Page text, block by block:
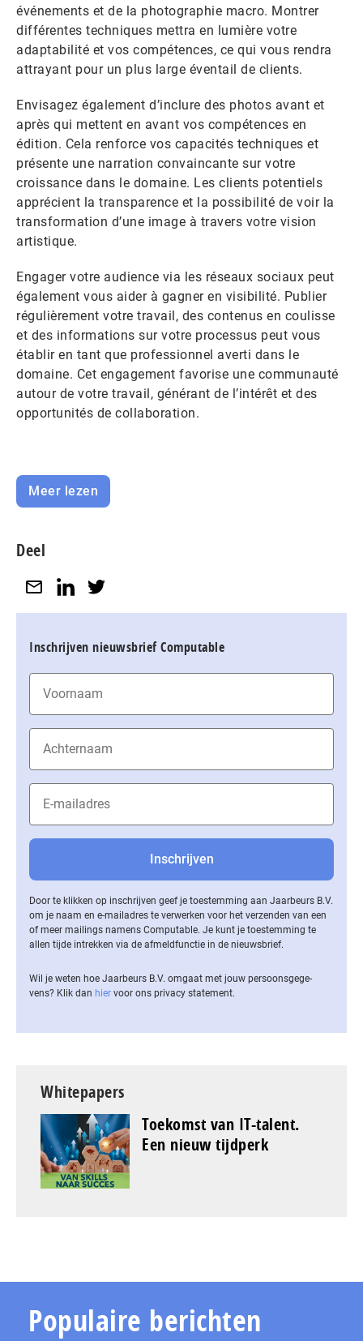
événements et de la photographie macro. Montrer
différentes techniques mettra en lumière votre
adaptabilité et vos compétences, ce qui vous rendra
attrayant pour un plus large éventail de clients.
Envisagez également d’inclure des photos avant et
après qui mettent en avant vos compétences en
édition. Cela renforce vos capacités techniques et
présente une narration convaincante sur votre
croissance dans le domaine. Les clients potentiels
apprécient la transparence et la possibilité de voir la
transformation d’une image à travers votre vision
artistique.
Engager votre audience via les réseaux sociaux peut
également vous aider à gagner en visibilité. Publier
régulièrement votre travail, des contenus en coulisse
et des informations sur votre processus peut vous
établir en tant que professionnel averti dans le
domaine. Cet engagement favorise une communauté
autour de votre travail, générant de l’intérêt et des
opportunités de collaboration.
Meer lezen
Deel
Inschrijven nieuwsbrief Computable
Door te klikken op inschrijven geef je toestemming aan Jaarbeurs B.V.
om je naam en e-mailadres te verwerken voor het verzenden van een
of meer mailings namens Computable. Je kunt je toestemming te
allen tijde intrekken via de af­meld­func­tie in de nieuwsbrief.
Wil je weten hoe Jaarbeurs B.V. omgaat met jouw per­soons­ge­ge­
vens? Klik dan hier voor ons privacy statement.
Whitepapers
Toekomst van IT-talent.
Een nieuw tijdperk
Populaire berichten